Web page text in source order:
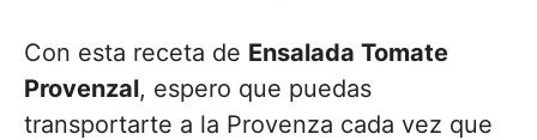
Con esta receta de Ensalada Tomate
Provenzal, espero que puedas
transportarte a la Provenza cada vez que